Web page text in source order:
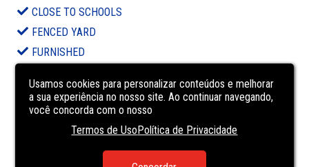
CLOSE TO SCHOOLS
FENCED YARD
FURNISHED
KITCHEN
MAID'S QUARTERS
PAVED STREET
Usamos cookies para personalizar conteúdos e melhorar
a sua experiência no nosso site. Ao continuar navegando,
você concorda com o nosso
Termos de UsoPolítica de Privacidade